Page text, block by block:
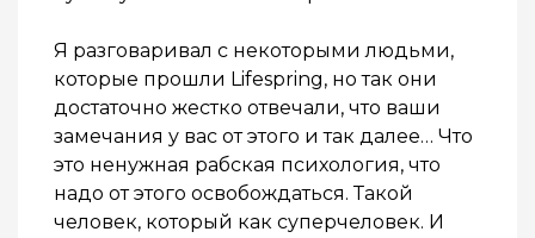
Я разговаривал с некоторыми людьми,
которые прошли Lifespring, но так они
достаточно жестко отвечали, что ваши
замечания у вас от этого и так далее… Что
это ненужная рабская психология, что
надо от этого освобождаться. Такой
человек, который как суперчеловек. И